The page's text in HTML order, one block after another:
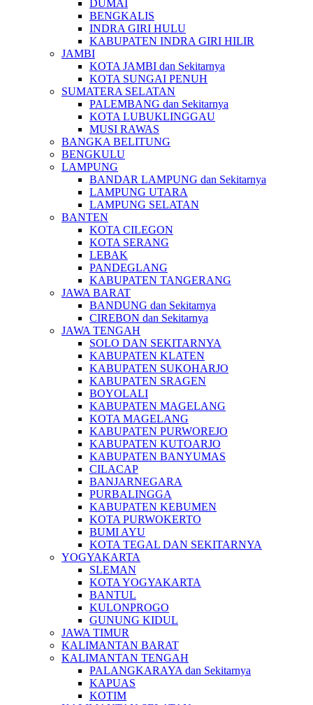
DUMAI
BENGKALIS
INDRA GIRI HULU
KABUPATEN INDRA GIRI HILIR
JAMBI
KOTA JAMBI dan Sekitarnya
KOTA SUNGAI PENUH
SUMATERA SELATAN
PALEMBANG dan Sekitarnya
KOTA LUBUKLINGGAU
MUSI RAWAS
BANGKA BELITUNG
BENGKULU
LAMPUNG
BANDAR LAMPUNG dan Sekitarnya
LAMPUNG UTARA
LAMPUNG SELATAN
BANTEN
KOTA CILEGON
KOTA SERANG
LEBAK
PANDEGLANG
KABUPATEN TANGERANG
JAWA BARAT
BANDUNG dan Sekitarnya
CIREBON dan Sekitarnya
JAWA TENGAH
SOLO DAN SEKITARNYA
KABUPATEN KLATEN
KABUPATEN SUKOHARJO
KABUPATEN SRAGEN
BOYOLALI
KABUPATEN MAGELANG
KOTA MAGELANG
KABUPATEN PURWOREJO
KABUPATEN KUTOARJO
KABUPATEN BANYUMAS
CILACAP
BANJARNEGARA
PURBALINGGA
KABUPATEN KEBUMEN
KOTA PURWOKERTO
BUMI AYU
KOTA TEGAL DAN SEKITARNYA
YOGYAKARTA
SLEMAN
KOTA YOGYAKARTA
BANTUL
KULONPROGO
GUNUNG KIDUL
JAWA TIMUR
KALIMANTAN BARAT
KALIMANTAN TENGAH
PALANGKARAYA dan Sekitarnya
KAPUAS
KOTIM